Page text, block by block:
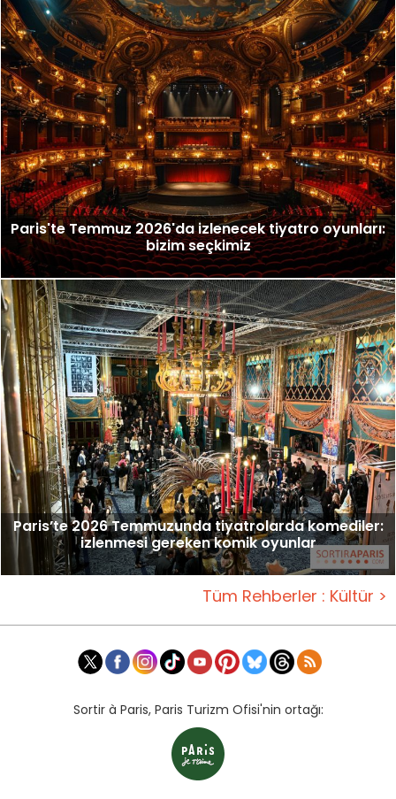
Paris'te Temmuz 2026'da izlenecek tiyatro oyunları:
bizim seçkimiz
Paris’te 2026 Temmuzunda tiyatrolarda komediler:
izlenmesi gereken komik oyunlar
Tüm Rehberler : Kültür >
Sortir à Paris, Paris Turizm Ofisi'nin ortağı: